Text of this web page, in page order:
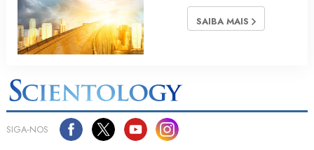
SAIBA MAIS
SIGA‑NOS